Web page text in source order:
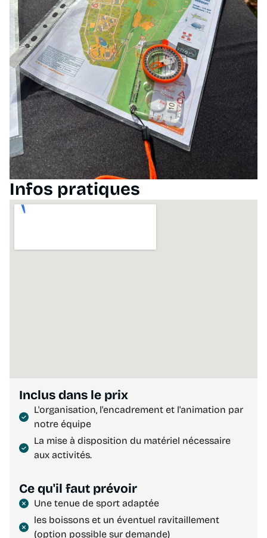
Infos pratiques
Inclus dans le prix
L'organisation, l'encadrement et l'animation par
notre équipe
La mise à disposition du matériel nécessaire
aux activités.
Ce qu'il faut prévoir
Une tenue de sport adaptée
les boissons et un éventuel ravitaillement
(option possible sur demande)